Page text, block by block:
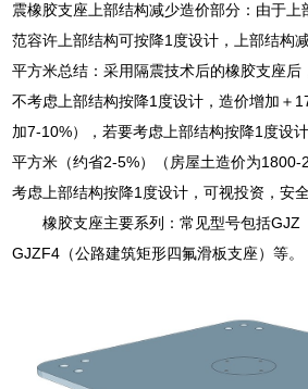
震橡胶支座上部结构减少造价部分：由于
范容许上部结构可按降1度设计，上部结构
平方米总结：采用隔震技术后的橡胶支座
不考虑上部结构按降1度设计，造价增加＋
加7-10%），若要考虑上部结构按降1度设
平方米（约省2-5%）（房屋土造价为
考虑上部结构按降1度设计，可视投资，安
橡胶支座主要系列：常见型号包括GJZ
GJZF4（公路建筑矩形四氟滑板支座）等。